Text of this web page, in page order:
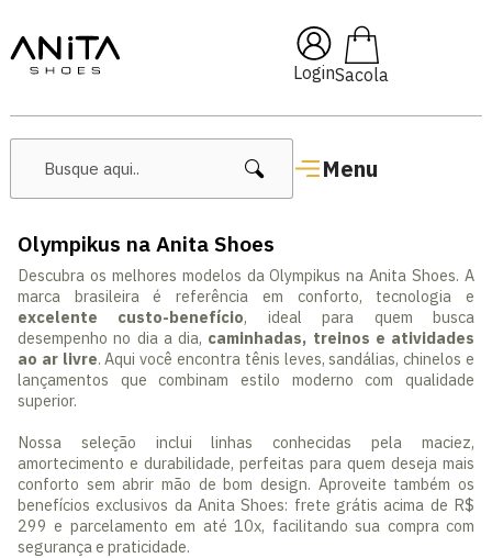
Login
Menu
🔥 Lançamentos Femininos
Olympikus na Anita Shoes
Descubra os melhores modelos da Olympikus na Anita Shoes. A
marca brasileira é referência em conforto, tecnologia e
excelente custo-benefício, ideal para quem busca
desempenho no dia a dia, caminhadas, treinos e atividades
ao ar livre. Aqui você encontra tênis leves, sandálias, chinelos e
lançamentos que combinam estilo moderno com qualidade
superior.
Nossa seleção inclui linhas conhecidas pela maciez,
amortecimento e durabilidade, perfeitas para quem deseja mais
conforto sem abrir mão de bom design. Aproveite também os
benefícios exclusivos da Anita Shoes: frete grátis acima de R$
299 e parcelamento em até 10x, facilitando sua compra com
segurança e praticidade.